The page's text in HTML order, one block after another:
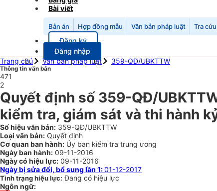
Bài viết
Bản án Hợp đồng mẫu Văn bản pháp luật Tra
Đăng ký
Đăng nhập
Trang chủ
Văn bản pháp luật 359-QĐ/UBKTTW
Thông tin văn bản
471
2
Quyết định số 359-QĐ/
kiểm tra, giám sát và thi hành
Số hiệu văn bản: 359-QĐ/UBKTTW
Loại văn bản: Quyết định
Cơ quan ban hành: Ủy ban kiểm tra trung ương
Ngày ban hành: 09-11-2016
Ngày có hiệu lực: 09-11-2016
Ngày bị sửa đổi, bổ sung lần 1:01-12-2017
Tình trạng hiệu lực: Đang có hiệu lực
Ngôn ngữ: